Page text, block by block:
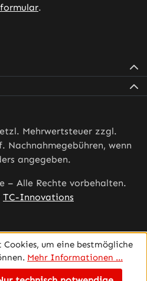
.
– öffnet in neuem Tab
Mehrwertsteuer zzgl.
Nachnahmegebühren, wenn
angegeben.
– Alle Rechte vorbehalten.
TC-Innovations
Cookies, um eine bestmögliche
Mehr Informationen ...